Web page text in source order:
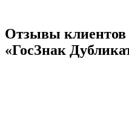
Отзывы клиентов
«ГосЗнак